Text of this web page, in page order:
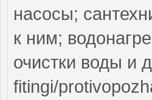
насосы;
к ним;
очистки воды и
fitingi/